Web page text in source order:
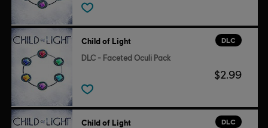
DLC
Child of Light
DLC - Faceted Oculi Pack
$2.99
DLC
Child of Light